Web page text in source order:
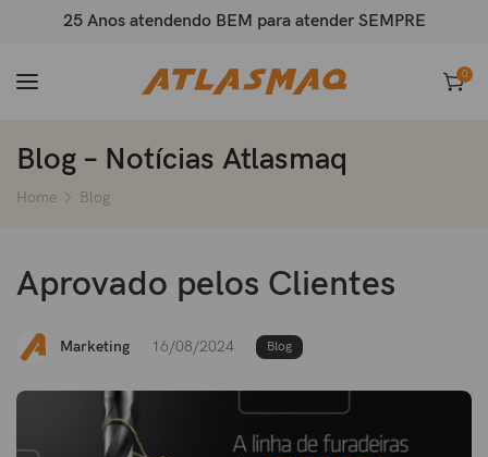
25 Anos atendendo BEM para atender SEMPRE
0
Blog – Notícias Atlasmaq
Home Blog
Aprovado pelos Clientes
Marketing 16/08/2024 Blog